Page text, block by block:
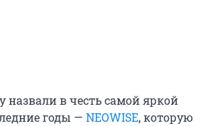
назвали в честь самой яркой
годы — NEOWISE, которую